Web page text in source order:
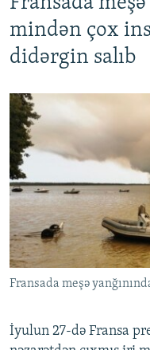
mindən çox
didərgin salıb
Fransada meşə
İyulun 27-də Fransa